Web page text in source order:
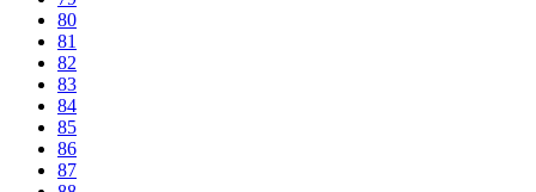
80
81
82
83
84
85
86
87